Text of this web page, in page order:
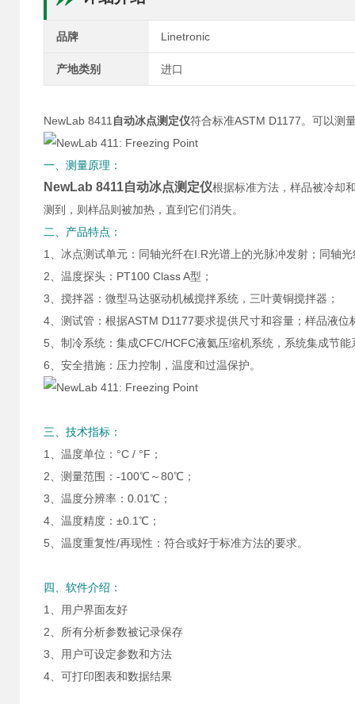
品牌 Linetronic
产地类别 进口
NewLab 8411 自动冰点测定仪符合标准ASTM D1177。可以测
一、测量原理：
NewLab 8411自动冰点测定仪根据标准方法，样品被冷却
测到，则样品则被加热，直到它们消失。
二、产品特点：
1、冰点测试单元：同轴光纤在I.R光谱上的光脉冲发射；同轴
2、温度探头：PT100 Class A型；
3、搅拌器：微型马达驱动机械搅拌系统，三叶黄铜搅拌器；
4、测试管：根据ASTM D1177要求提供尺寸和容量；样品液
5、制冷系统：集成CFC/HCFC液氦压缩机系统，系统集成节能
6、安全措施：压力控制，温度和过温保护。
三、技术指标：
1、温度单位：°C / °F；
2、测量范围：-100℃～80℃；
3、温度分辨率：0.01℃；
4、温度精度：±0.1℃；
5、温度重复性/再现性：符合或好于标准方法的要求。
四、软件介绍：
1、用户界面友好
2、所有分析参数被记录保存
3、用户可设定参数和方法
4、可打印图表和数据结果